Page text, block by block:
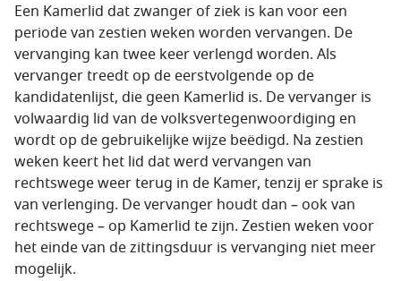
Een Kamerlid dat zwanger of ziek is kan voor een
periode van zestien weken worden vervangen. De
vervanging kan twee keer verlengd worden. Als
vervanger treedt op de eerstvolgende op de
kandidatenlijst, die geen Kamerlid is. De vervanger is
volwaardig lid van de volksvertegenwoordiging en
wordt op de gebruikelijke wijze beëdigd. Na zestien
weken keert het lid dat werd vervangen van
rechtswege weer terug in de Kamer, tenzij er sprake is
van verlenging. De vervanger houdt dan – ook van
rechtswege – op Kamerlid te zijn. Zestien weken voor
het einde van de zittingsduur is vervanging niet meer
mogelijk.